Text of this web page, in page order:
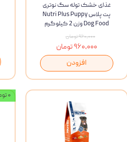
غذای خشک توله سگ نوتری
پت پلاس Nutri Plus Puppy
Dog Food وزن 2 کیلوگرم
۹۶۰,۰۰۰ تومان
۹۶۰,۰۰۰ تومان
افزودن
۰ تومان